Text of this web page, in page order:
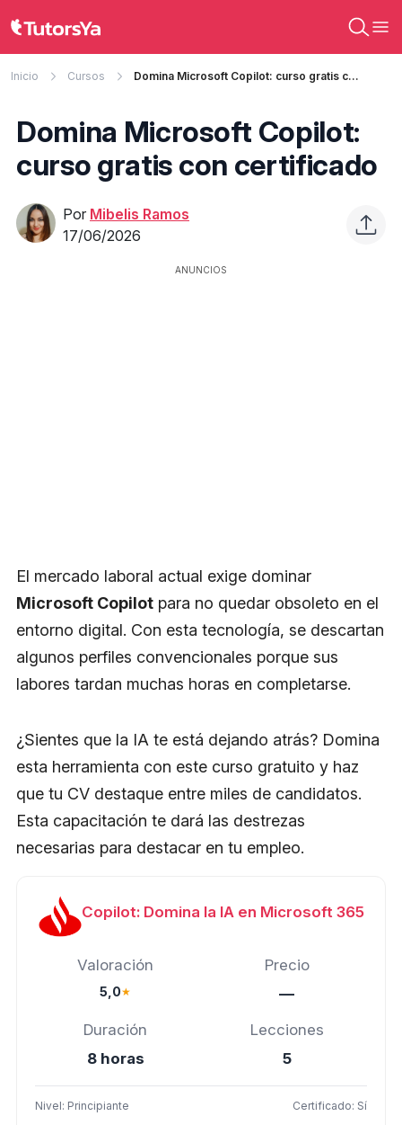
Inicio Cursos Domina Microsoft Copilot: curso gratis con certificado
Domina Microsoft Copilot:
curso gratis con certificado
Por Mibelis Ramos
17/06/2026
ANUNCIOS
El mercado laboral actual exige dominar
Microsoft Copilot para no quedar obsoleto en el
entorno digital. Con esta tecnología, se descartan
algunos perfiles convencionales porque sus
labores tardan muchas horas en completarse.
¿Sientes que la IA te está dejando atrás? Domina
esta herramienta con este curso gratuito y haz
que tu CV destaque entre miles de candidatos.
Esta capacitación te dará las destrezas
necesarias para destacar en tu empleo.
Copilot: Domina la IA en Microsoft 365
Valoración
5,0★
Precio
—
Duración
8 horas
Lecciones
5
Nivel: Principiante Certificado: Sí